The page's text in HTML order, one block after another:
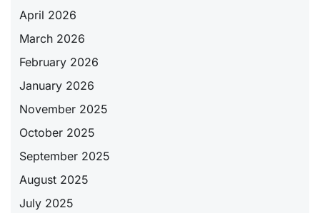
April 2026
March 2026
February 2026
January 2026
November 2025
October 2025
September 2025
August 2025
July 2025